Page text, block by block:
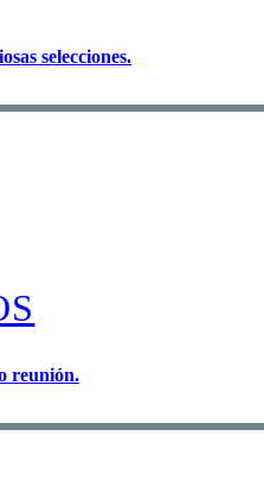
selecciones.
reunión.